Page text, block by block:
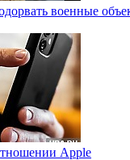
военные
Apple